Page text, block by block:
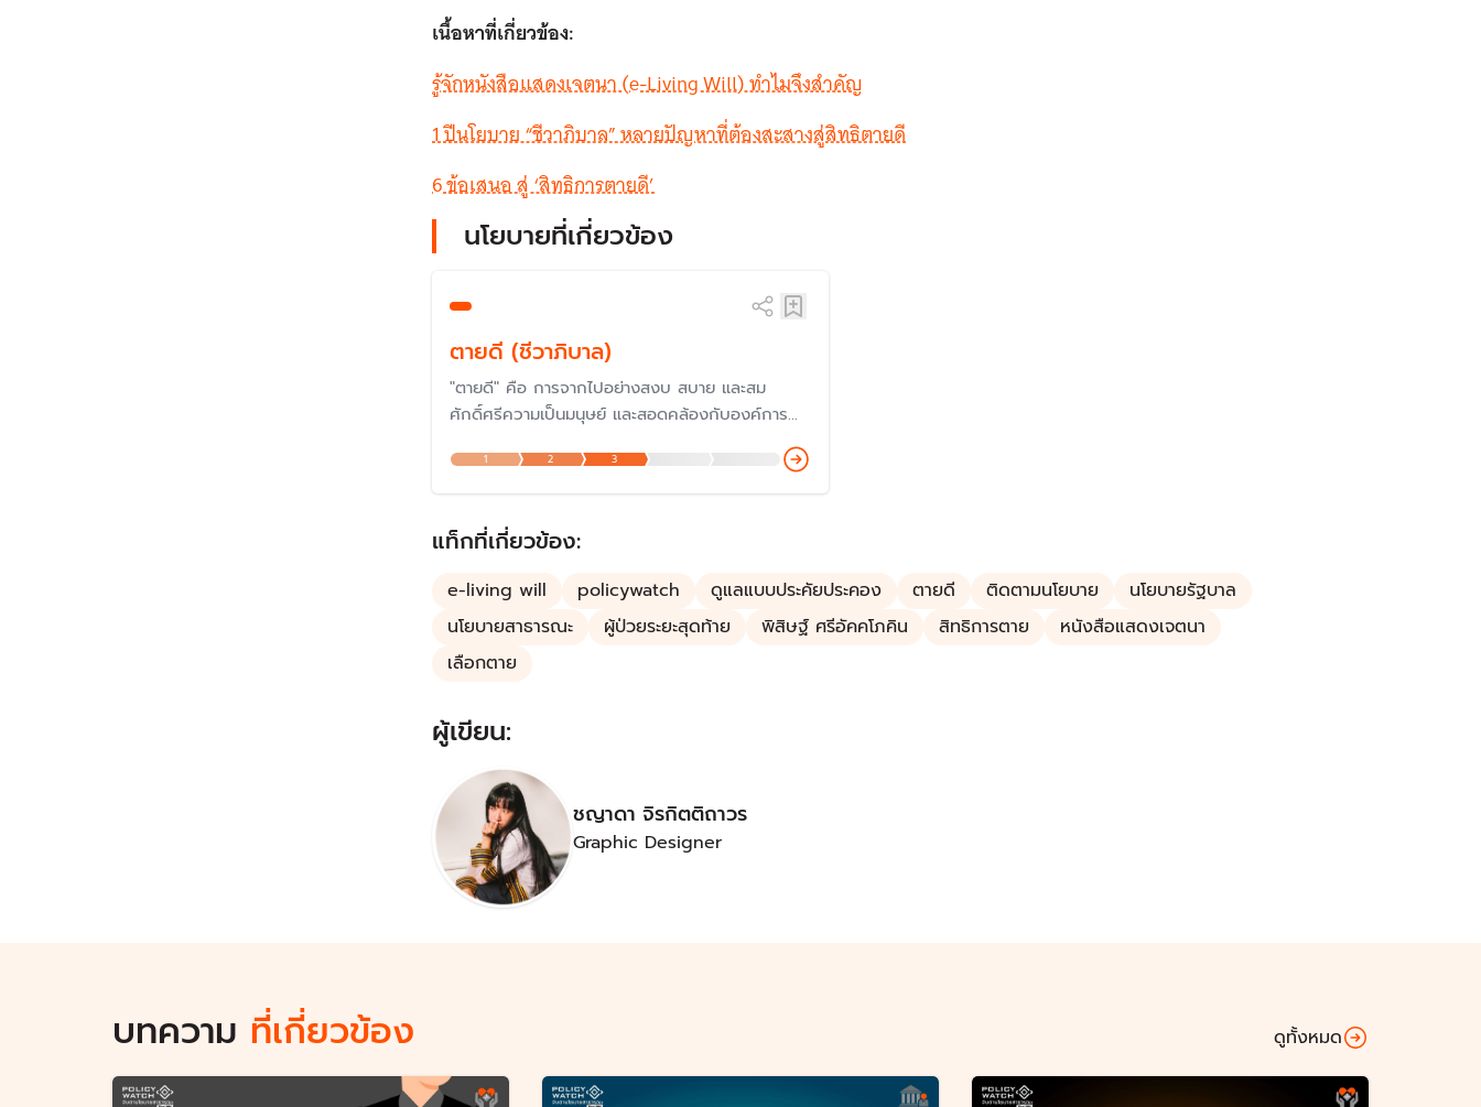
เนื้อหาที่เกี่ยวข้อง:
รู้จักหนังสือแสดงเจตนา (e-Living Will) ทำไมจึงสำคัญ
1 ปีนโยบาย “ชีวาภิบาล” หลายปัญหาที่ต้องสะสางสู่สิทธิตายดี
6 ข้อเสนอ สู่ ‘สิทธิการตายดี’
นโยบายที่เกี่ยวข้อง
ตายดี (ชีวาภิบาล)
"ตายดี" คือ การจากไปอย่างสงบ สบาย และสม
ศักดิ์ศรีความเป็นมนุษย์ และสอดคล้องกับองค์การ
อนามัยโลกที่ให้ความสำคัญกับการดูแลผู้ป่วย ตั้งแต่ปี
2533 ซึ่งต่อมากระทรวงสาธารณสุขต่อยอดเป็น
"นโยบายสถานชีวาภิบาล" เพื่อเพิ่มคุณภาพชีวิตของผู้
ป่วยติดบ้าน ติดเตียง โดยครอบคลุมในทุกมิติ
1 2 3
แท็กที่เกี่ยวข้อง:
e-living will policywatch ดูแลแบบประคัยประคอง ตายดี ติดตามนโยบาย
นโยบายรัฐบาล
นโยบายสาธารณะ
ผู้ป่วยระยะสุดท้าย พิสิษฐ์ ศรีอัคคโภคิน สิทธิการตาย
หนังสือแสดงเจตนา
เลือกตาย
ผู้เขียน:
ชญาดา จิรกิตติถาวร
Graphic Designer
บทความ ที่เกี่ยวข้อง ดูทั้งหมด